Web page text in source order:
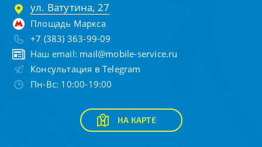
ул. Ватутина, 27
Площадь Маркса
+7 (383) 363-99-09
Наш email: mail@mobile-service.ru
Консультация в Telegram
Пн-Вс: 10:00-19:00
НА КАРТЕ